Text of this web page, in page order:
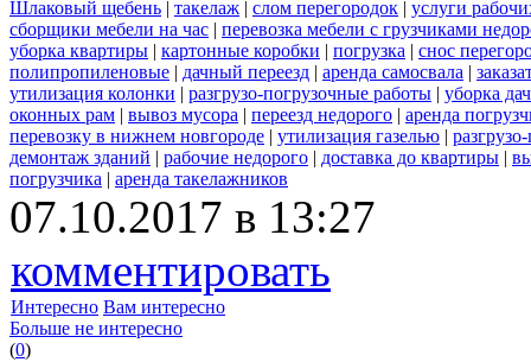
Шлаковый щебень | такелаж | слом перегородок | услуги
сборщики мебели на час | перевозка мебели с грузчиками
уборка квартиры | картонные коробки | погрузка | снос
полипропиленовые | дачный переезд | аренда самосвала |
утилизация колонки | разгрузо-погрузочные работы | уборка
оконных рам | вывоз мусора | переезд недорого | аренда
перевозку в нижнем новгороде | утилизация газелью |
демонтаж зданий | рабочие недорого | доставка до квартиры |
погрузчика | аренда такелажников
07.10.2017 в 13:27
комментировать
Интересно Вам интересно
Больше не интересно
(0)